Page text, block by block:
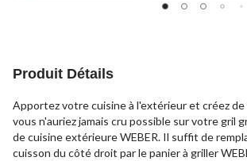
Produit Détails
Apportez votre cuisine à l'extérieur et créez
vous n'auriez jamais cru possible sur votre gril
de cuisine extérieure WEBER. Il suffit de
cuisson du côté droit par le panier à griller